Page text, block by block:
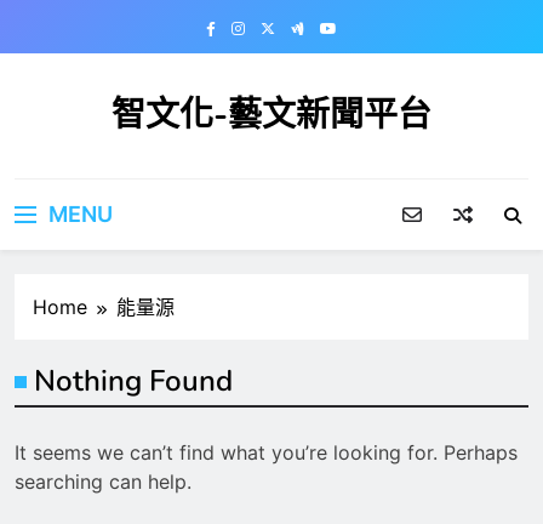
智文化-藝文新聞平台
MENU
Home 能量源
Nothing Found
It seems we can’t find what you’re looking for. Perhaps
searching can help.